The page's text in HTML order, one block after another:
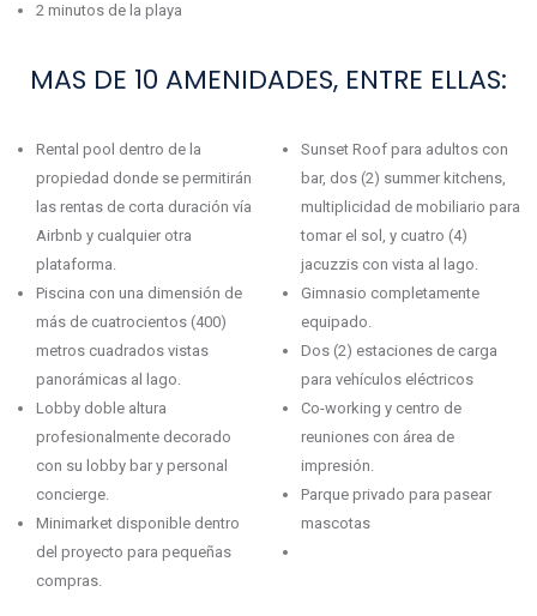
2 minutos de la playa
MAS DE 10 AMENIDADES, ENTRE ELLAS:
Rental pool dentro de la
propiedad donde se permitirán
las rentas de corta duración vía
Airbnb y cualquier otra
plataforma.
Piscina con una dimensión de
más de cuatrocientos (400)
metros cuadrados vistas
panorámicas al lago.
Lobby doble altura
profesionalmente decorado
con su lobby bar y personal
concierge.
Minimarket disponible dentro
del proyecto para pequeñas
compras.
Sunset Roof para adultos con
bar, dos (2) summer kitchens,
multiplicidad de mobiliario para
tomar el sol, y cuatro (4)
jacuzzis con vista al lago.
Gimnasio completamente
equipado.
Dos (2) estaciones de carga
para vehículos eléctricos
Co-working y centro de
reuniones con área de
impresión.
Parque privado para pasear
mascotas